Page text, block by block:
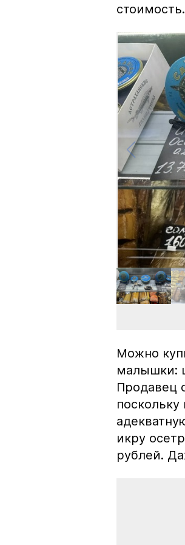
Можно
малышки:
Продавец
икру
рублей.